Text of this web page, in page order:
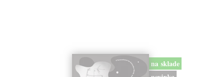
na sklade